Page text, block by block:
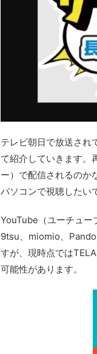
テレビ朝日で放送され
て紹介していきます。
ー）で配信されるのか
パソコンで視聴したい
YouTube（ユーチュー
9tsu、miomio、
すが、現時点では
可能性があります。